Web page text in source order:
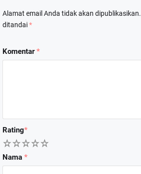
Alamat email Anda tidak akan dipublikasikan.
ditandai*
Komentar*
Rating*
5
4
3
2
Nama *